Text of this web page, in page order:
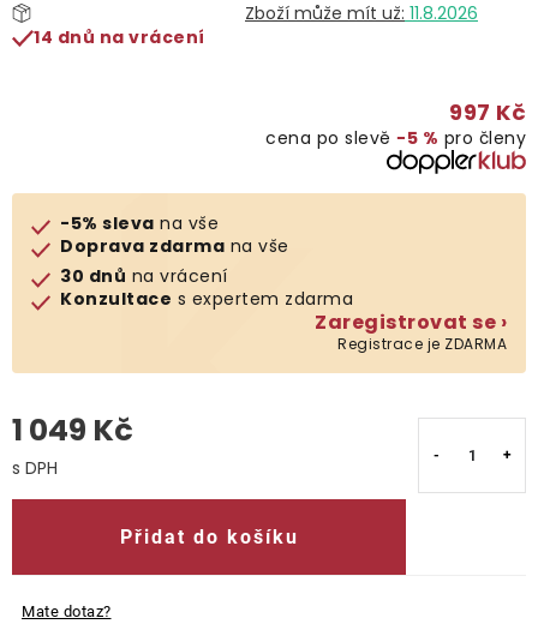
Prodávané značky
Klub výhod
Naše katalogy
O nás
Kontakty
11.8.2026
14 dnů na vrácení
997 Kč
cena po slevě −5 % pro členy
-5% sleva na vše
Doprava zdarma na vše
30 dnů na vrácení
Konzultace s expertem zdarma
Zaregistrovat se ›
Registrace je ZDARMA
1 049 Kč
Přidat do košíku
Mate dotaz?